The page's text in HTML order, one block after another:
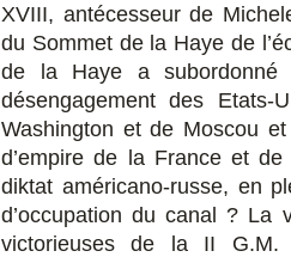
XVIII, antécesseur de
du Sommet de la Haye de
de la Haye a subordonné
désengagement des
Washington et de Moscou
d’empire de la France et
diktat américano-russe, en
d’occupation du canal ? La
victorieuses de la II G.M.